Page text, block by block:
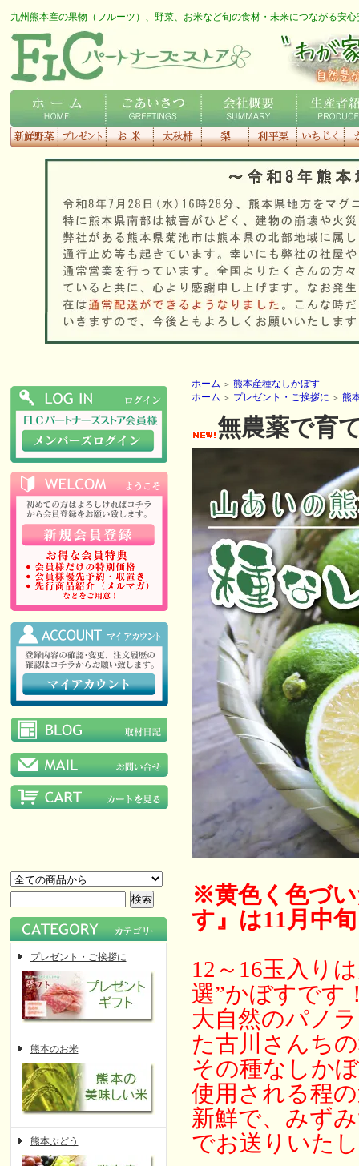
九州熊本産の果物（フルーツ）、野菜、お米など旬の食材・未来につながる安
FLCロゴ わが家の専用農家さん
ホーム ごあいさつ 会社概要
生産者紹介
す
プレゼント・ご挨拶に
熊本のお米
熊本ぶどう
ホーム ＞ 熊本産種なしかぼす
ホーム ＞ プレゼント・ご挨拶に ＞ 熊
無農薬で育
※黄色く色づ
す』は11月中
12～16玉入り
選”かぼすです
大自然のパノ
た古川さんち
その種なしか
使用される程
新鮮で、みず
でお送りいた